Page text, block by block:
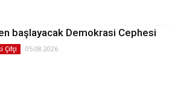
başlayacak Demokrasi Cephesi
Çifçi 05.08.2026